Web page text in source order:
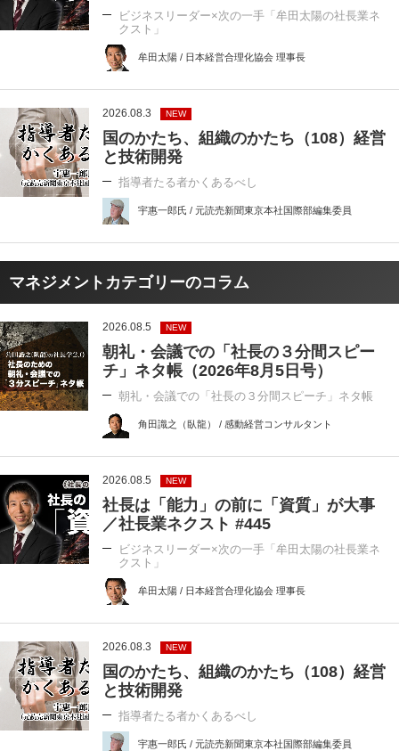
ビジネスリーダー×次の一手「牟田太陽の社長業ネ
クスト」
牟田太陽 / 日本経営合理化協会 理事長
2026.08.3 NEW
国のかたち、組織のかたち（108）経営
と技術開発
指導者たる者かくあるべし
宇惠一郎氏 / 元読売新聞東京本社国際部編集委員
マネジメントカテゴリーのコラム
2026.08.5 NEW
朝礼・会議での「社長の３分間スピー
チ」ネタ帳（2026年8月5日号）
朝礼・会議での「社長の３分間スピーチ」ネタ帳
角田識之（臥龍） / 感動経営コンサルタント
2026.08.5 NEW
社長は「能力」の前に「資質」が大事
／社長業ネクスト #445
ビジネスリーダー×次の一手「牟田太陽の社長業ネ
クスト」
牟田太陽 / 日本経営合理化協会 理事長
2026.08.3 NEW
国のかたち、組織のかたち（108）経営
と技術開発
指導者たる者かくあるべし
宇惠一郎氏 / 元読売新聞東京本社国際部編集委員